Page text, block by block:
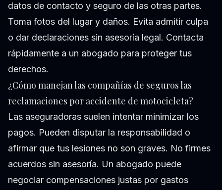
datos de contacto y seguro de las otras partes.
Toma fotos del lugar y daños. Evita admitir culpa
o dar declaraciones sin asesoría legal. Contacta
rápidamente a un abogado para proteger tus
derechos.
¿Cómo manejan las compañías de seguros las
reclamaciones por accidente de motocicleta?
Las aseguradoras suelen intentar minimizar los
pagos. Pueden disputar la responsabilidad o
afirmar que tus lesiones no son graves. No firmes
acuerdos sin asesoría. Un abogado puede
negociar compensaciones justas por gastos